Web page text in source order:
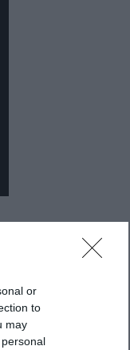
or
to
may